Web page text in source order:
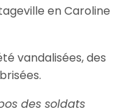
en Caroline
vandalisées, des
des soldats